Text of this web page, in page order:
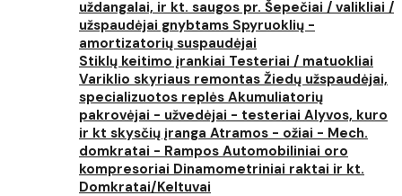
uždangalai, ir kt. saugos pr. Šepečiai / valikliai /
užspaudėjai gnybtams Spyruoklių -
amortizatorių suspaudėjai
Stiklų keitimo įrankiai Testeriai / matuokliai
Variklio skyriaus remontas Žiedų užspaudėjai,
specializuotos replės Akumuliatorių
pakrovėjai - užvedėjai - testeriai Alyvos, kuro
ir kt skysčių įranga Atramos - ožiai - Mech.
domkratai - Rampos Automobiliniai oro
kompresoriai Dinamometriniai raktai ir kt.
Domkratai/Keltuvai